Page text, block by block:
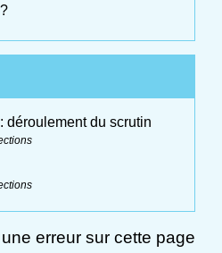
déroulement du scrutin
erreur sur cette page